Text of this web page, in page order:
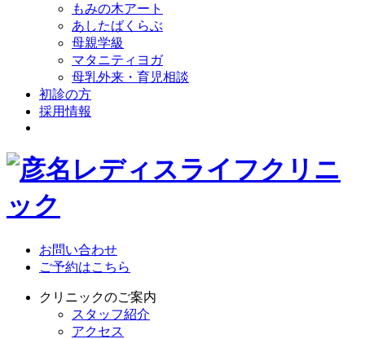
もみの木アート
あしたばくらぶ
母親学級
マタニティヨガ
母乳外来・育児相談
初診の方
採用情報
お問い合わせ
ご予約はこちら
クリニックのご案内
スタッフ紹介
アクセス